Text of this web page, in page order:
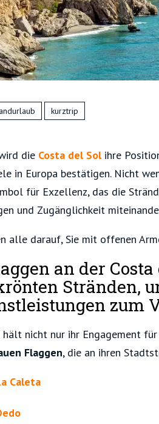
kurztrip
die Costa del Solihre
in Europa bestätigen. Nicht
für Exzellenz, das die
und Zugänglichkeit
alle darauf, Sie mit offenen
an der
Stränden,
zum
hält nicht nur ihr Engagement
Flaggen, die an ihren
Caleta